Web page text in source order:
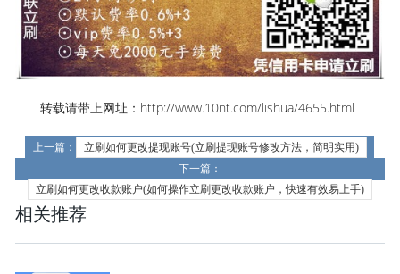
转载请带上网址：http://www.10nt.com/lishua/4655.html
上一篇：
立刷如何更改提现账号(立刷提现账号修改方法，简明实用)
下一篇：
立刷如何更改收款账户(如何操作立刷更改收款账户，快速有效易上手)
相关推荐